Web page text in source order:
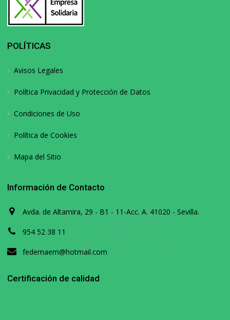
POLÍTICAS
Avisos Legales
Política Privacidad y Protección de Datos
Condiciones de Uso
Política de Cookies
Mapa del Sitio
Información de Contacto
Avda. de Altamira, 29 - B1 - 11-Acc. A. 41020 - Sevilla.
954 52 38 11
fedemaem@hotmail.com
Certificación de calidad